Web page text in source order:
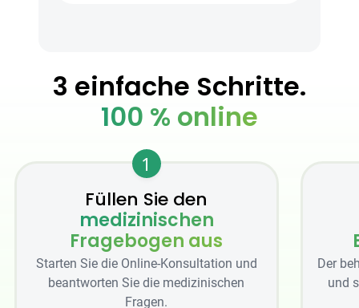
3 einfache Schritte.
100 % online
1
Füllen Sie den
medizinischen
Fragebogen aus
Starten Sie die Online-Konsultation und
beantworten Sie die medizinischen
Fragen.
Der
und